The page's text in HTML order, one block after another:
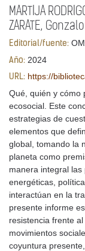
MARTIJA
ZARATE, Gonzalo
Editorial/fuente:
Año: 2024
URL: https://
Qué, quién y cómo
ecosocial. Este
estrategias de
elementos que
global, tomando la
planeta como
manera integral las
energéticas,
interactúan en la
presente informe
resistencia frente
movimientos
coyuntura